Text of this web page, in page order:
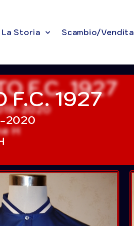
La Storia Scambio/Vendita
F.C. 1927
2020